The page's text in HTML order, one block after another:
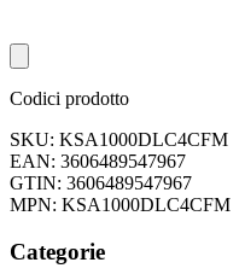
Codici prodotto
SKU: KSA1000DLC4CFM
EAN: 3606489547967
GTIN: 3606489547967
MPN: KSA1000DLC4CFM
Categorie